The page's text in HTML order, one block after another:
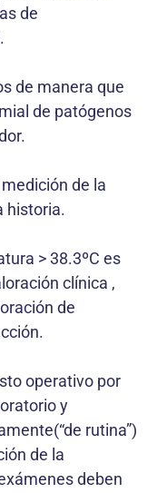
de
de manera que
de patógenos
de la
historia.
> 38.3ºC es
clínica ,
de
operativo por
y
rutina”)
de la
deben